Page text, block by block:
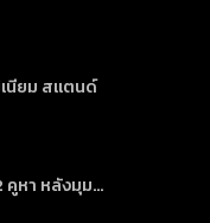
นียม สแตนด์
คูหา หลังมุม...